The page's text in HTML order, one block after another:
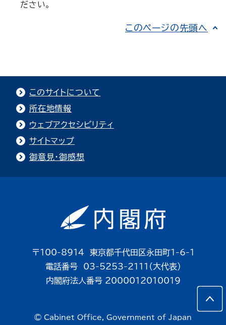
ださい。
このページの先頭へ
このサイトについて
所在地情報
ウェブアクセシビリティ
サイトマップ
御意見・御感想
〒100-8914 東京都千代田区永田町1-6-1
電話番号 03-5253-2111（大代表）
内閣府法人番号 2000012010019
© Cabinet Office, Government of Japan